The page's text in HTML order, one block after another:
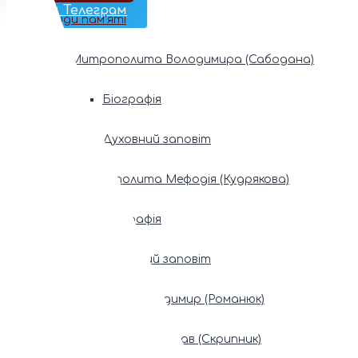
Наш Телеграм
Фонди пам’яті
Митрополита Володимира (Сабодана)
Біографія
Духовний заповіт
Митрополита Мефодія (Кудрякова)
Біографія
Духовний заповіт
Патріарх Володимир (Романюк)
Патріарх Мстислав (Скрипник)